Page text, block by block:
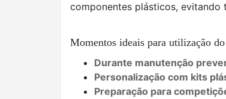
componentes plásticos,
Momentos ideais para utilização
Durante manutenção
Personalização com kits
Preparação para